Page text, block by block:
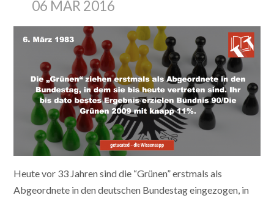
06 MAR 2016
Heute vor 33 Jahren sind die “Grünen” erstmals als
Abgeordnete in den deutschen Bundestag eingezogen, in